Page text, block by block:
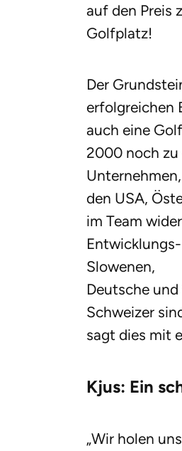
auf den Preis
Golfplatz!
Der
erfolgreichen
auch eine
2000 noch zu
den USA,
im Team
Slowenen,
Deutsche
Schweizer
sagt dies mit
Kjus: Ein
„Wir holen